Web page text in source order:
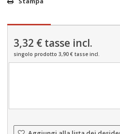
3,32 € tasse incl.
singolo prodotto 3,90 € tasse incl.